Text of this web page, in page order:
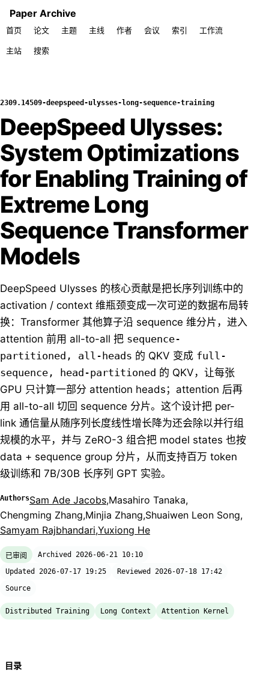
Paper Archive
首页 论文 主题 主线 作者 会议 索引 工作流
主站 搜索
2309.14509-deepspeed-ulysses-long-sequence-training
DeepSpeed Ulysses:
System Optimizations
for Enabling Training of
Extreme Long
Sequence Transformer
Models
DeepSpeed Ulysses 的核心贡献是把长序列训练中的
activation / context 维瓶颈变成一次可逆的数据布局转
换：Transformer 其他算子沿 sequence 维分片，进入
attention 前用 all-to-all 把 sequence-
partitioned, all-heads 的 QKV 变成 full-
sequence, head-partitioned 的 QKV，让每张
GPU 只计算一部分 attention heads；attention 后再
用 all-to-all 切回 sequence 分片。这个设计把 per-
link 通信量从随序列长度线性增长降为还会除以并行组
规模的水平，并与 ZeRO-3 组合把 model states 也按
data + sequence group 分片，从而支持百万 token
级训练和 7B/30B 长序列 GPT 实验。
AuthorsSam Ade Jacobs,Masahiro Tanaka,
Chengming Zhang,Minjia Zhang,Shuaiwen Leon Song,
Samyam Rajbhandari,Yuxiong He
已审阅
Archived 2026-06-21 10:10
Updated 2026-07-17 19:25
Reviewed 2026-07-18 17:42
Source
Distributed Training Long Context Attention Kernel
目录